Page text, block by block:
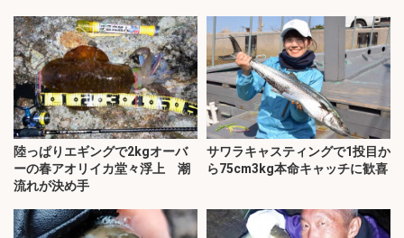
陸っぱりエギングで2kgオーバ
ーの春アオリイカ堂々浮上 潮
流れが決め手
サワラキャスティングで1投目か
ら75cm3kg本命キャッチに歓喜